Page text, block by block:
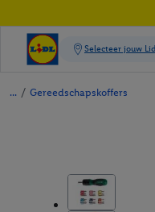
/ Gereedschapskoffers